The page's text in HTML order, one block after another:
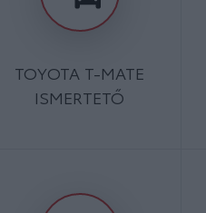
TOYOTA T-MATE
ISMERTETŐ